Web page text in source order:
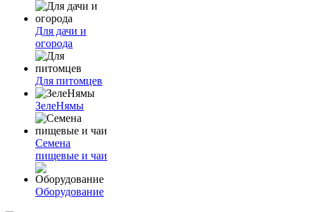
Для дачи и
огорода
Для питомцев
ЗелеНямы
Семена
пищевые и чаи
Оборудование